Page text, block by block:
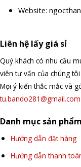
Website:
Liên hệ lấy giá sỉ
Quý khách có nhu cầu
viên tư vấn của chúng
Mọi ý kiến thắc mắc và
tu.bando281@gmail.com
Danh mục sản phẩm
Hướng dẫn đặt hàng
Hướng dẫn thanh